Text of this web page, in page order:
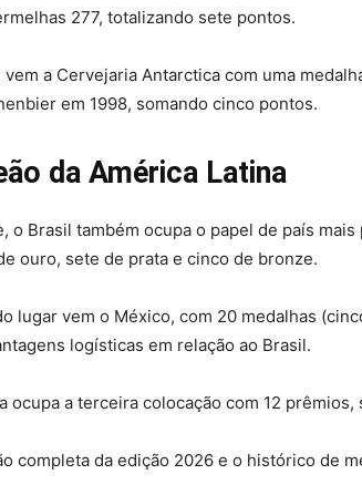
277, totalizando sete pontos.
a Cervejaria Antarctica com uma
em 1998, somando cinco pontos.
da América Latina
o Brasil também ocupa o papel de país
ouro, sete de prata e cinco de bronze.
lugar vem o México, com 20 medalhas
logísticas em relação ao Brasil.
ocupa a terceira colocação com 12
completa da edição 2026 e o histórico de